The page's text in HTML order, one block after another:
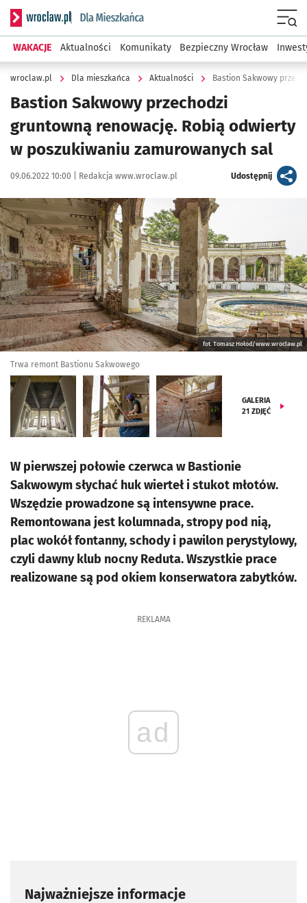
Serwis informacyjny wroclaw.pl podserwis: Dla mieszkańca
WAKACJE Aktualności Komunikaty Bezpieczny Wrocław
wroclaw.pl Dla mieszkańca Aktualności
Bastion Sakwowy przechodzi
gruntowną renowację. Robią odwierty
w poszukiwaniu zamurowanych sal
Data publikacji:
09.06.2022 10:00 | Autor:
Redakcja www.wroclaw.pl Udostępnijartykuł
Kliknij, aby zobaczyć galerię
Kliknij, aby powiększyć
fot. Tomasz Hołod/www.wroclaw.pl
Trwa remont Bastionu Sakwowego
GALERIA
21 ZDJĘĆ
W pierwszej połowie czerwca w Bastionie
Sakwowym słychać huk wierteł i stukot młotów.
Wszędzie prowadzone są intensywne prace.
Remontowana jest kolumnada, stropy pod nią,
plac wokół fontanny, schody i pawilon perystylowy,
czyli dawny klub nocny Reduta. Wszystkie prace
realizowane są pod okiem konserwatora zabytków.
REKLAMA
ad
Najważniejsze informacje